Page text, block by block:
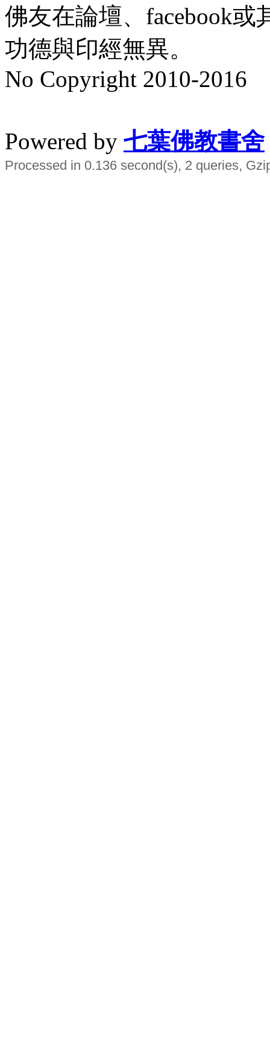
佛友在論壇、facebook
功德與印經無異。
No Copyright 2010-2016
Powered by 七葉佛教書舍
Processed in 0.136 second(s), 2 queries,